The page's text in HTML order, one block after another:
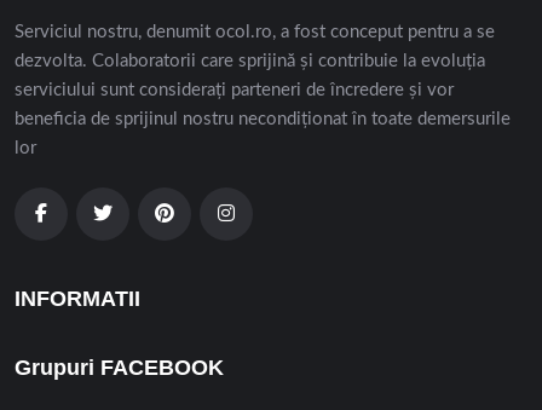
Serviciul nostru, denumit ocol.ro, a fost conceput pentru a se
dezvolta. Colaboratorii care sprijină și contribuie la evoluția
serviciului sunt considerați parteneri de încredere și vor
beneficia de sprijinul nostru necondiționat în toate demersurile
lor
INFORMATII
Grupuri FACEBOOK